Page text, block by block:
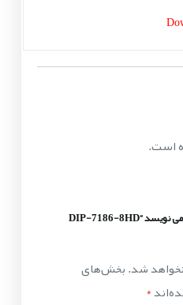
است.
اولین کسی باشید که دیدگاهی می نویسد “DIP-7186-8HD
شد.بخش‌های
*